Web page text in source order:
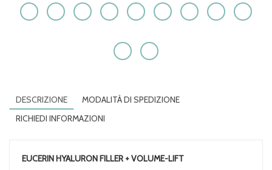
DESCRIZIONE
MODALITÀ DI SPEDIZIONE
RICHIEDI INFORMAZIONI
EUCERIN HYALURON FILLER + VOLUME-LIFT